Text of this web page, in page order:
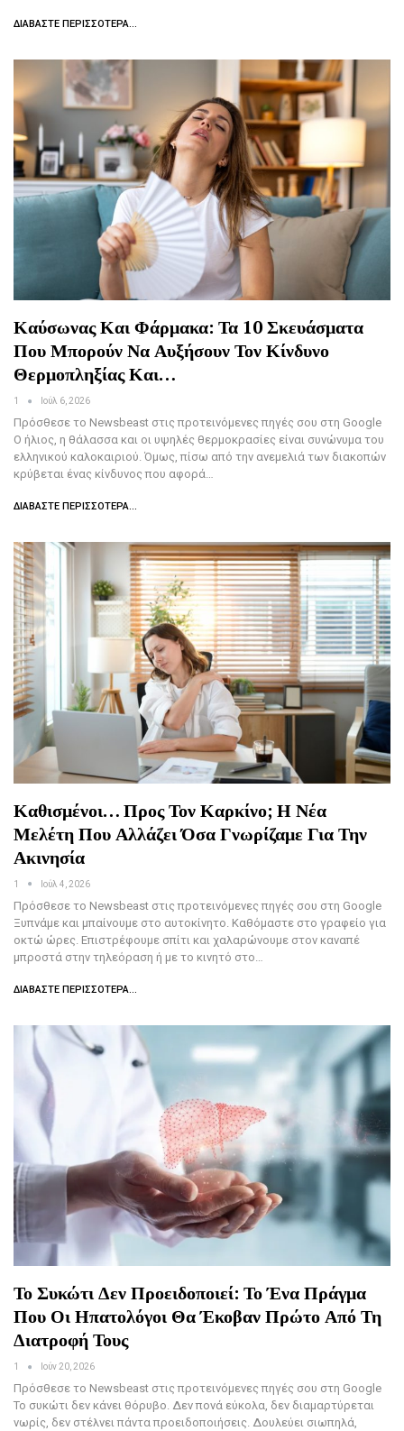
ΔΙΑΒΆΣΤΕ ΠΕΡΙΣΣΌΤΕΡΑ...
Καύσωνας Και Φάρμακα: Τα 10 Σκευάσματα
Που Μπορούν Να Αυξήσουν Τον Κίνδυνο
Θερμοπληξίας Και…
1 Ιούλ 6, 2026
Πρόσθεσε το Newsbeast στις προτεινόμενες πηγές σου στη Google
Ο ήλιος, η θάλασσα και οι υψηλές θερμοκρασίες είναι συνώνυμα του
ελληνικού καλοκαιριού. Όμως, πίσω από την ανεμελιά των διακοπών
κρύβεται ένας κίνδυνος που αφορά…
ΔΙΑΒΆΣΤΕ ΠΕΡΙΣΣΌΤΕΡΑ...
Καθισμένοι… Προς Τον Καρκίνο; Η Νέα
Μελέτη Που Αλλάζει Όσα Γνωρίζαμε Για Την
Ακινησία
1 Ιούλ 4, 2026
Πρόσθεσε το Newsbeast στις προτεινόμενες πηγές σου στη Google
Ξυπνάμε και μπαίνουμε στο αυτοκίνητο. Καθόμαστε στο γραφείο για
οκτώ ώρες. Επιστρέφουμε σπίτι και χαλαρώνουμε στον καναπέ
μπροστά στην τηλεόραση ή με το κινητό στο…
ΔΙΑΒΆΣΤΕ ΠΕΡΙΣΣΌΤΕΡΑ...
Το Συκώτι Δεν Προειδοποιεί: Το Ένα Πράγμα
Που Οι Ηπατολόγοι Θα Έκοβαν Πρώτο Από Τη
Διατροφή Τους
1 Ιούν 20, 2026
Πρόσθεσε το Newsbeast στις προτεινόμενες πηγές σου στη Google
Το συκώτι δεν κάνει θόρυβο. Δεν πονά εύκολα, δεν διαμαρτύρεται
νωρίς, δεν στέλνει πάντα προειδοποιήσεις. Δουλεύει σιωπηλά,